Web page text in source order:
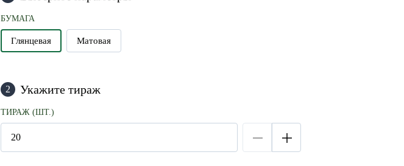
БУМАГА
Глянцевая Матовая
2 Укажите тираж
ТИРАЖ (ШТ.)